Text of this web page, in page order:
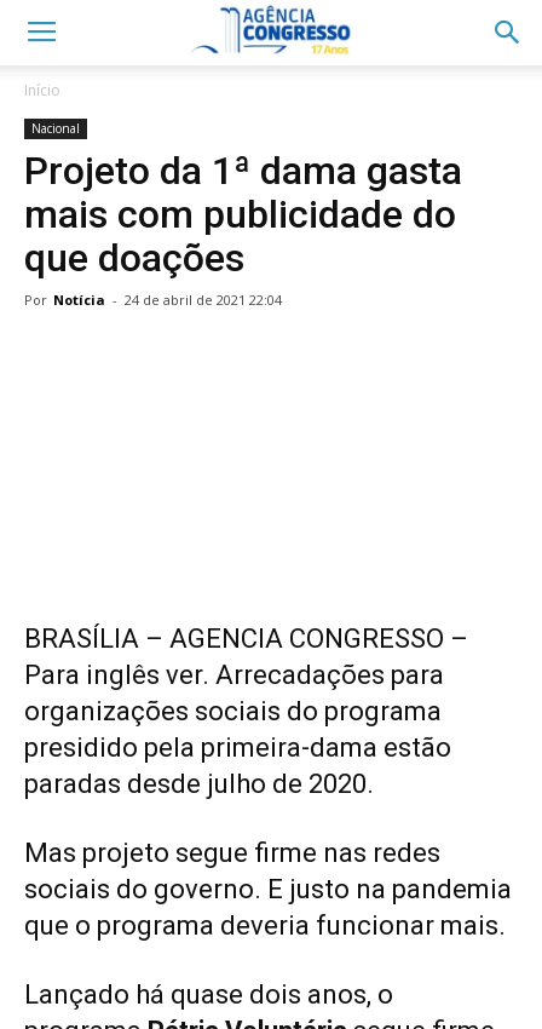
Início
Nacional
Projeto da 1ª dama gasta
mais com publicidade do
que doações
Por Notícia - 24 de abril de 2021 22:04
BRASÍLIA – AGENCIA CONGRESSO –
Para inglês ver. Arrecadações para
organizações sociais do programa
presidido pela primeira-dama estão
paradas desde julho de 2020.
Mas projeto segue firme nas redes
sociais do governo. E justo na pandemia
que o programa deveria funcionar mais.
Lançado há quase dois anos, o